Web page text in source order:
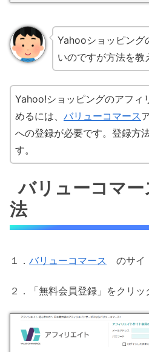
Yahooショッピング
いのですが方法を教
Yahoo!ショッピングのアフィ
めるには、 バリューコマース
への登録が必要です。登録方
す。
バリューコマ
法
１． バリューコマース のサイ
２．「無料会員登録」をクリッ